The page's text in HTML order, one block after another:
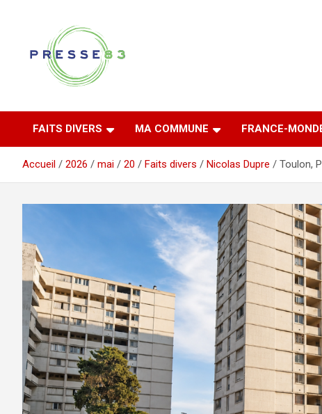
Presse 83
FAITS DIVERS MA COMMUNE FRANCE-
Accueil 2026 mai 20 Faits divers Nicolas Dupre Toulon,